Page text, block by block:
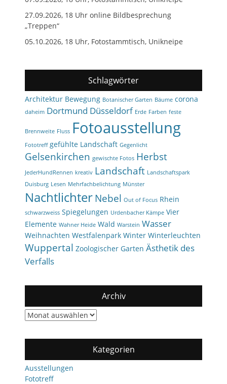
27.09.2026, 18 Uhr online Bildbesprechung
„Treppen“
05.10.2026, 18 Uhr, Fotostammtisch, Unikneipe
Schlagwörter
Architektur Bewegung Botanischer Garten Bäume corona
daheim Dortmund Düsseldorf Erde Farben feste
Brennweite Fluss Fotoausstellung
Fototreff gefühlte Landschaft Gegenlicht
Gelsenkirchen gewischte Fotos Herbst
JederHundRennen kreativ Landschaft Landschaftspark
Duisburg Lesen Mehrfachbelichtung Münster
NachtlichterNebel Out of Focus Rhein
schwarzweiss Spiegelungen Urdenbacher Kämpe Vier
Elemente Wahner Heide Wald Warstein Wasser
Weihnachten Westfalenpark Winter Winterleuchten
Wuppertal Zoologischer Garten Ästhetik des
Verfalls
Archiv
Archiv
Kategorien
Ausstellungen
Fototreff